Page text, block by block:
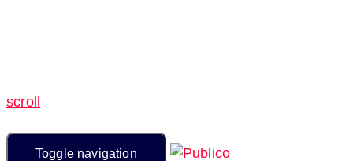
scroll
Toggle navigation